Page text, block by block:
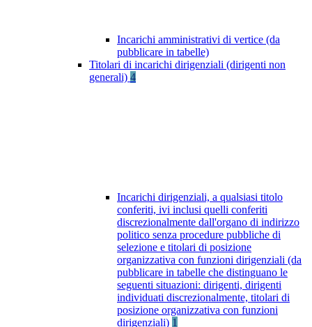
Incarichi amministrativi di vertice (da
pubblicare in tabelle)
Titolari di incarichi dirigenziali (dirigenti non
generali) 4
Incarichi dirigenziali, a qualsiasi titolo
conferiti, ivi inclusi quelli conferiti
discrezionalmente dall'organo di indirizzo
politico senza procedure pubbliche di
selezione e titolari di posizione
organizzativa con funzioni dirigenziali (da
pubblicare in tabelle che distinguano le
seguenti situazioni: dirigenti, dirigenti
individuati discrezionalmente, titolari di
posizione organizzativa con funzioni
dirigenziali) 1